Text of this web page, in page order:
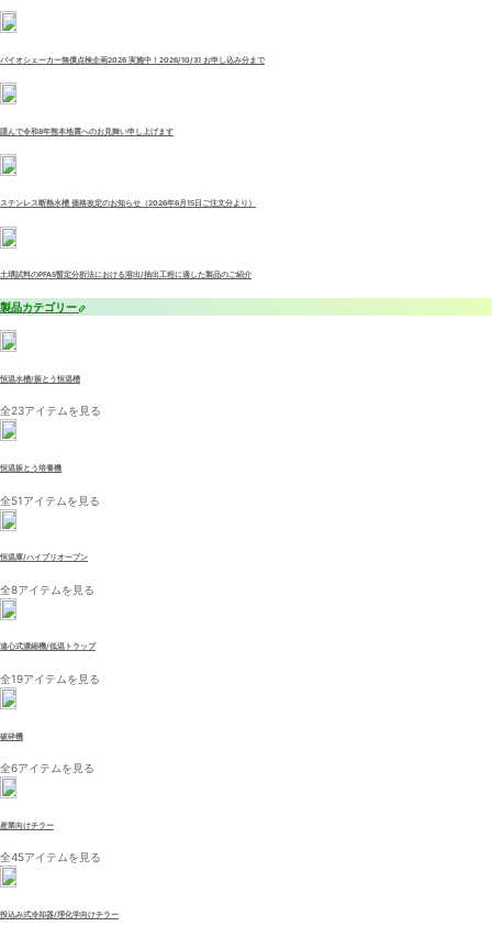
バイオシェーカー無償点検企画2026 実施中！2026/10/31 お申し込み分まで
謹んで令和8年熊本地震へのお見舞い申し上げます
ステンレス断熱水槽 価格改定のお知らせ（2026年6月15日ご注文分より）
土壌試料のPFAS暫定分析法における溶出/抽出工程に適した製品のご紹介
製品カテゴリー
恒温水槽/振とう恒温槽
全23アイテムを見る
恒温振とう培養機
全51アイテムを見る
恒温庫/ハイブリオーブン
全8アイテムを見る
遠心式濃縮機/低温トラップ
全19アイテムを見る
破砕機
全6アイテムを見る
産業向けチラー
全45アイテムを見る
投込み式冷却器/理化学向けチラー